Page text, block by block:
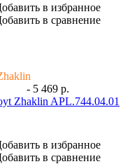
в избранное
в сравнение
- 5 469 р.
Zhaklin APL.744.04.01
в избранное
в сравнение